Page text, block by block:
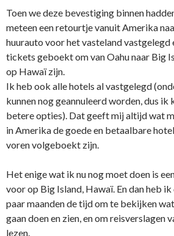
Toen we deze bevestiging binnen
meteen een retourtje vanuit Amerika
huurauto voor het vasteland vastgelegd
tickets geboekt om van Oahu naar Big
op Hawaï zijn.
Ik heb ook alle hotels al vastgelegd
kunnen nog geannuleerd worden, dus ik
betere opties). Dat geeft mij altijd wat
in Amerika de goede en betaalbare
voren volgeboekt zijn.
Het enige wat ik nu nog moet doen is
voor op Big Island, Hawaï. En dan heb
paar maanden de tijd om te bekijken
gaan doen en zien, en om reisverslagen
lezen.